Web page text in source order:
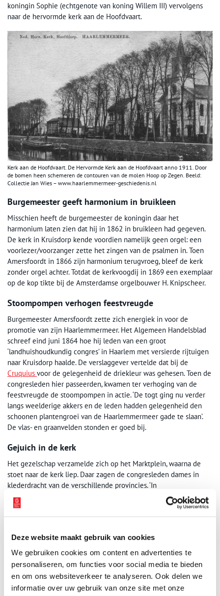
Deze website maakt gebruik van cookies
We gebruiken cookies om content en advertenties te
personaliseren, om functies voor social media te bieden
en om ons websiteverkeer te analyseren. Ook delen we
informatie over uw gebruik van onze site met onze
koningin Sophie (echtgenote van koning Willem III) vervolgens
naar de hervormde kerk aan de Hoofdvaart.
Kerk aan de Hoofdvaart. De Hervormde Kerk aan de Hoofdvaart anno 1911. Door
de bomen heen schemeren de contouren van de molen Hoop op Zegen. Beeld:
Collectie Jan Wies – www.haarlemmermeer-geschiedenis.nl
Burgemeester geeft harmonium in bruikleen
Misschien heeft de burgemeester de koningin daar het
harmonium laten zien dat hij in 1862 in bruikleen had gegeven.
De kerk in Kruisdorp kende voordien namelijk geen orgel: een
voorlezer/voorzanger zette het zingen van de psalmen in. Toen
Amersfoordt in 1866 zijn harmonium terugvroeg, bleef de kerk
zonder orgel achter. Totdat de kerkvoogdij in 1869 een exemplaar
op de kop tikte bij de Amsterdamse orgelbouwer H. Knipscheer.
Stoompompen verhogen feestvreugde
Burgemeester Amersfoordt zette zich energiek in voor de
promotie van zijn Haarlemmermeer. Het Algemeen Handelsblad
schreef eind juni 1864 hoe hij leden van een groot
‘landhuishoudkundig congres’ in Haarlem met versierde rijtuigen
naar Kruisdorp haalde. De verslaggever vertelde dat bij de
Cruquius voor de gelegenheid de driekleur was gehesen. Toen de
congresleden hier passeerden, kwamen ter verhoging van de
feestvreugde de stoompompen in actie. ‘De togt ging nu verder
langs weelderige akkers en de leden hadden gelegenheid den
schoonen plantengroei van de Haarlemmermeer gade te slaan’.
De vlas- en graanvelden stonden er goed bij.
Gejuich in de kerk
Het gezelschap verzamelde zich op het Marktplein, waarna de
stoet naar de kerk liep. Daar zagen de congresleden dames in
klederdracht van de verschillende provincies. ‘In
Haarlemmermeer’, aldus de verslaggever, ‘herken je de
boerenstand van heel Nederland, zowel in de wijze van
bebouwing als in de vorm van de woningen – ja zelfs in de
het congres was, betrad het spreekgestoelte en sprak het
gezelschap in de kerk toe. De verslaggever letterlijk: “Zijne
mannelijke, krachtige en gemoedelijke taal werd door de
aanwezigen met gejuich beantwoord.”